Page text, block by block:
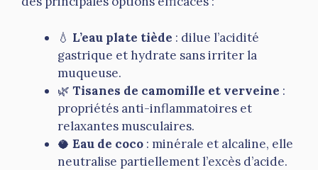
💧 L’eau plate tiède : dilue l’acidité
gastrique et hydrate sans irriter la
muqueuse.
🌿 Tisanes de camomille et verveine :
propriétés anti-inflammatoires et
relaxantes musculaires.
🥥 Eau de coco : minérale et alcaline, elle
neutralise partiellement l’excès d’acide.